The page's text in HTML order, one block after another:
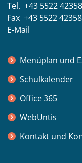
Tel. +43 5522 42358
Fax +43 5522
E-Mail
Menüplan und
Schulkalender
Office 365
WebUntis
Kontakt und